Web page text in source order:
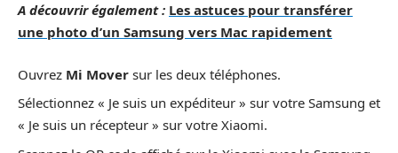
A découvrir également : Les astuces pour transférer
une photo d’un Samsung vers Mac rapidement
Ouvrez Mi Mover sur les deux téléphones.
Sélectionnez « Je suis un expéditeur » sur votre Samsung et
« Je suis un récepteur » sur votre Xiaomi.